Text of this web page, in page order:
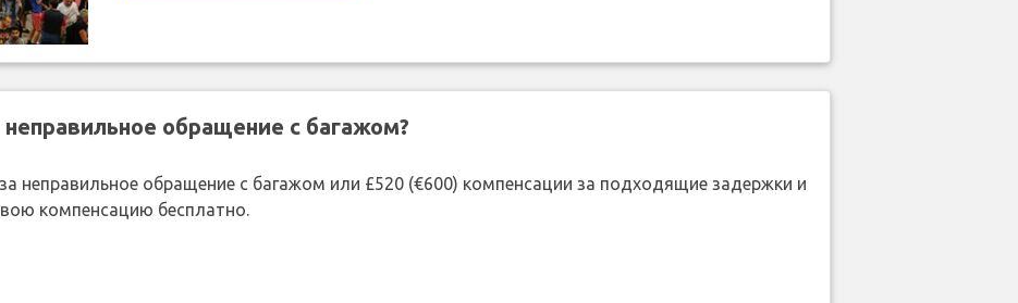
обращение с багажом?
неправильное обращение с багажом или £520 (€600) компенсации за подходящие задержки и
компенсацию бесплатно.